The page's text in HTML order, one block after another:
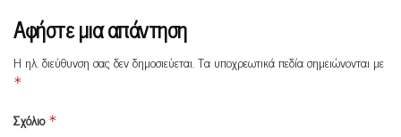
Αφήστε μια απάντηση
Η ηλ. διεύθυνση σας δεν δημοσιεύεται.Τα υποχρεωτικά πεδία σημειώνονται με
*
Σχόλιο *